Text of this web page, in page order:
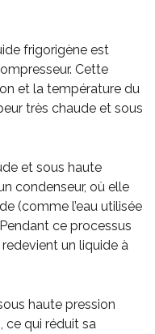
frigorigène est
Cette
et la température du
très chaude et sous
et sous haute
condenseur, où elle
(comme l’eau utilisée
ce processus
un liquide à
haute pression
ce qui réduit sa